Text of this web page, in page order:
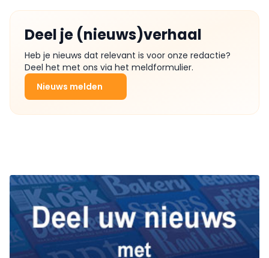
Deel je (nieuws)verhaal
Heb je nieuws dat relevant is voor onze redactie?
Deel het met ons via het meldformulier.
Nieuws melden